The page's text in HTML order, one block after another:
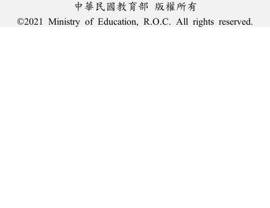
中華民國教育部 版權所有
©2021 Ministry of Education, R.O.C. All rights reserved.